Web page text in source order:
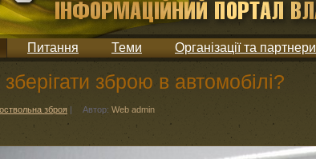
Питання Теми Організації та партнери
зброю в автомобілі?
зброя | Автор: Web admin